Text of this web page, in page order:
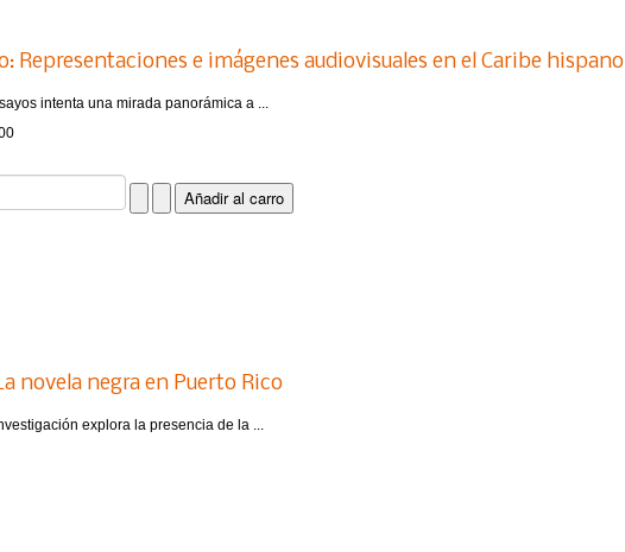
Representaciones e imágenes audiovisuales en el Caribe hispano
intenta una mirada panorámica a ...
novela negra en Puerto Rico
explora la presencia de la ...